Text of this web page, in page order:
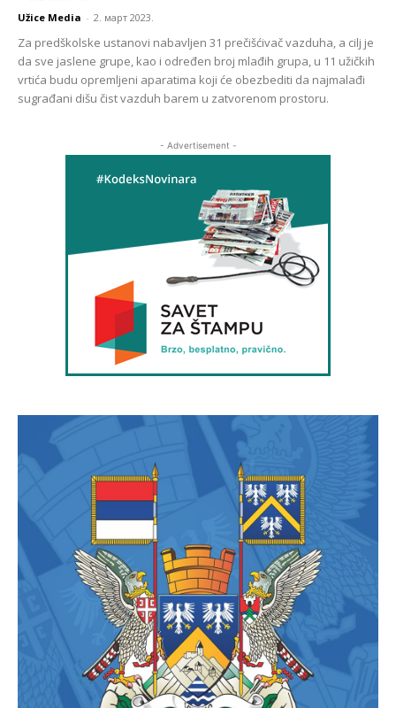
Užice Media - 2. март 2023.
Za predškolske ustanovi nabavljen 31 prečišćivač vazduha, a cilj je
da sve jaslene grupe, kao i određen broj mlađih grupa, u 11 užičkih
vrtića budu opremljeni aparatima koji će obezbediti da najmalađi
sugrađani dišu čist vazduh barem u zatvorenom prostoru.
- Advertisement -